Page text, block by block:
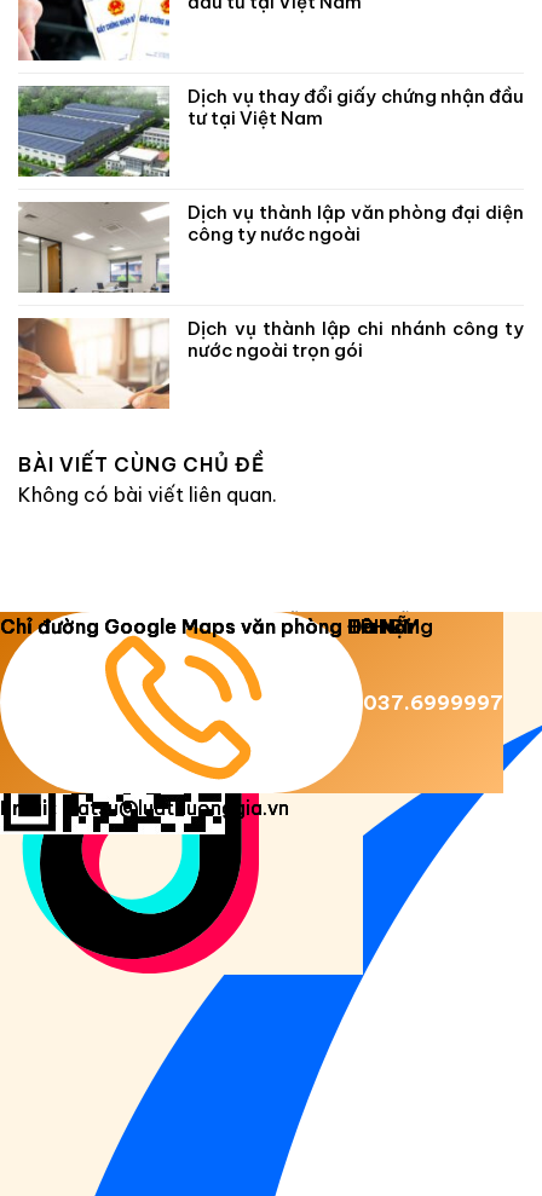
Dịch vụ thay đổi giấy chứng nhận đầu
tư tại Việt Nam
Dịch vụ thành lập văn phòng đại diện
công ty nước ngoài
Dịch vụ thành lập chi nhánh công ty
nước ngoài trọn gói
BÀI VIẾT CÙNG CHỦ ĐỀ
Không có bài viết liên quan.
Copyright 2026 © Luật Dương Gia